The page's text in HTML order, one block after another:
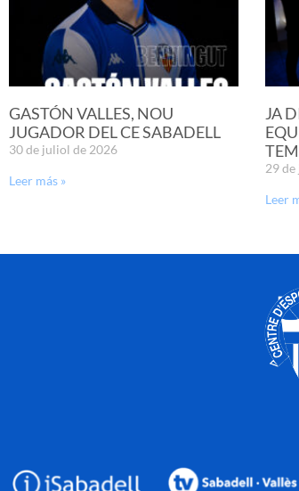
GASTÓN VALLES, NOU
JUGADOR DEL CE SABADELL
30 de juliol de 2026
Leer más »
JA
29
Leer